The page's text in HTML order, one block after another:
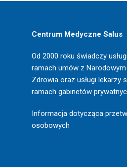
Centrum Medyczne Salus
Od 2000 roku świadczy
ramach umów z
Zdrowia oraz usługi lekarzy
ramach gabinetów
Informacja dotycząca
osobowych